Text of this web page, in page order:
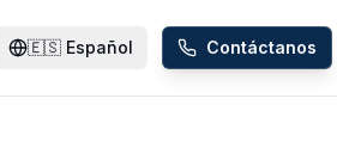
🇪🇸 Español Contáctanos